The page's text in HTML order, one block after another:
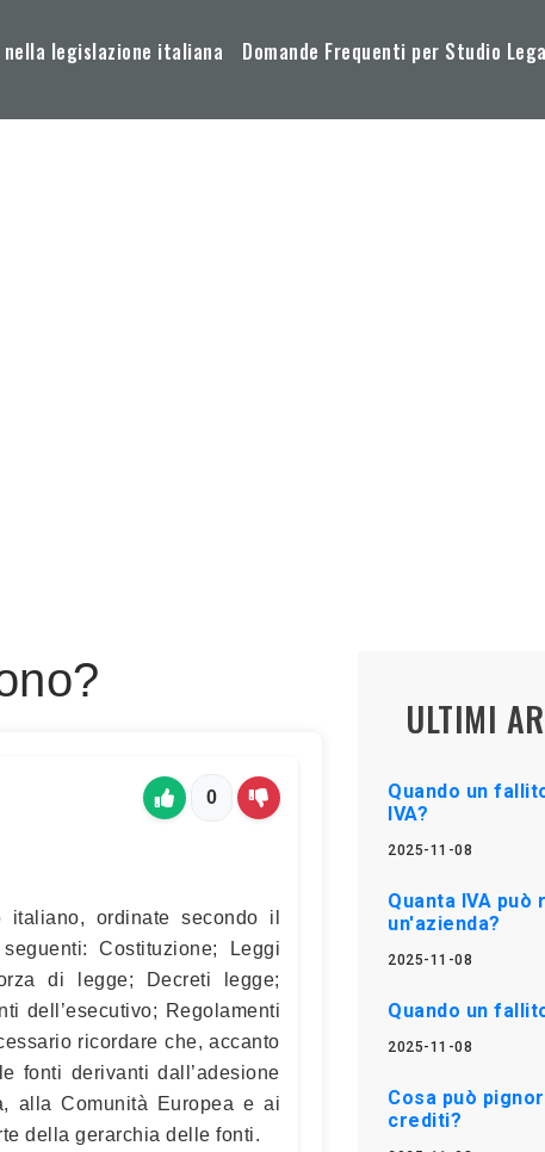
legislazione italiana Domande Frequenti per Studio
0
italiano, ordinate secondo il
Costituzione; Leggi
di legge; Decreti legge;
dell’esecutivo; Regolamenti
ricordare che, accanto
fonti derivanti dall’adesione
alla Comunità Europea e ai
della gerarchia delle fonti.
ULTIMI
Quando un
IVA?
2025-11-08
Quanta IVA può
un'azienda?
2025-11-08
Quando un
2025-11-08
Cosa può
crediti?